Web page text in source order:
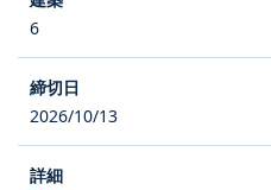
6
2026/10/13